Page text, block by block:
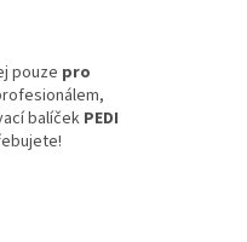
pouze pro
balíčekPEDI